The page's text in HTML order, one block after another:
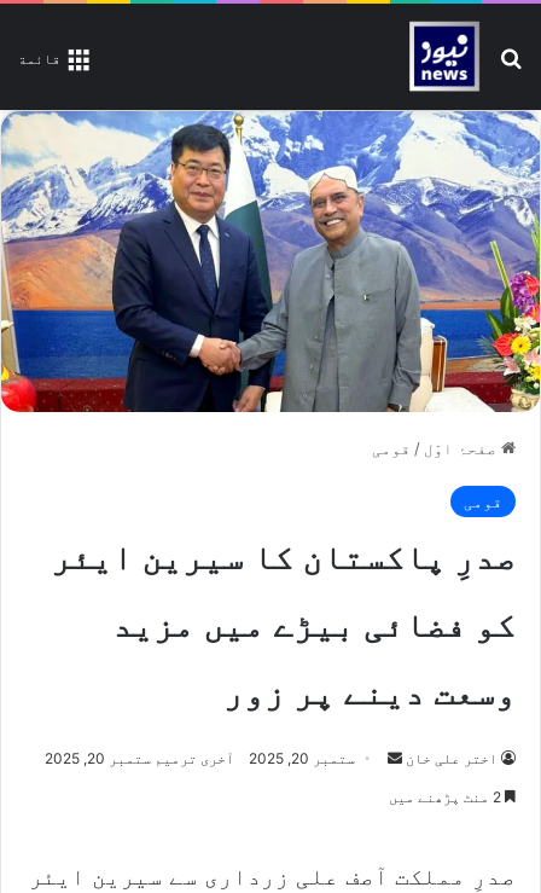
قائمة تلاش کیجیے
صفحۂ اوّل / قومی
قومی
صدرِ پاکستان کا سیرین ایئر
کو فضائی بیڑے میں مزید
وسعت دینے پر زور
اختر علی خان
a
ستمبر 20, 2025 آخری ترمیم ستمبر 20, 2025
صدرِ مملکت آصف علی زرداری سے سیرین ایئر